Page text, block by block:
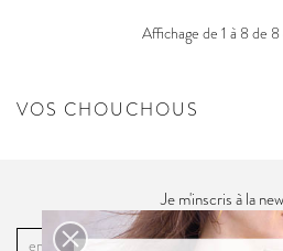
Affichage de 1 à 8 de
VOS CHOUCHOUS
Je m'inscris à la